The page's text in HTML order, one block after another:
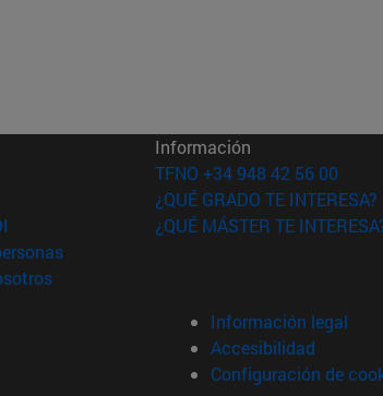
en nueva ventana)
nueva ventana)
(abre en nueva ventana)
(abre en nueva ventana)
(abre en nueva ventana)
Información
TFNO +34 948 42 56 00
¿QUÉ GRADO TE INTERESA?
¿QUÉ MÁSTER TE
Información legal
Accesibilidad
Configuración de